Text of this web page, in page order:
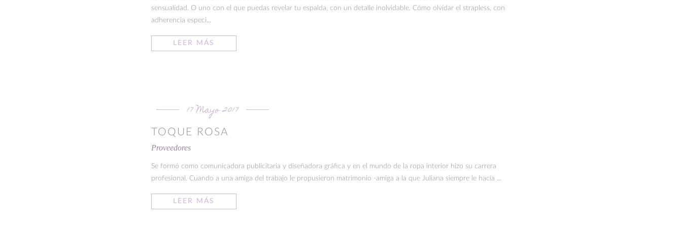
sensualidad. O uno con el que puedas revelar tu espalda, con un detalle inolvidable. Cómo olvidar el strapless, con
adherencia especi...
LEER MÁS
17 Mayo 2017
TOQUE ROSA
Proveedores
Se formó como comunicadora publicitaria y diseñadora gráfica y en el mundo de la ropa interior hizo su carrera
profesional. Cuando a una amiga del trabajo le propusieron matrimonio -amiga a la que Juliana siempre le hacía ...
LEER MÁS